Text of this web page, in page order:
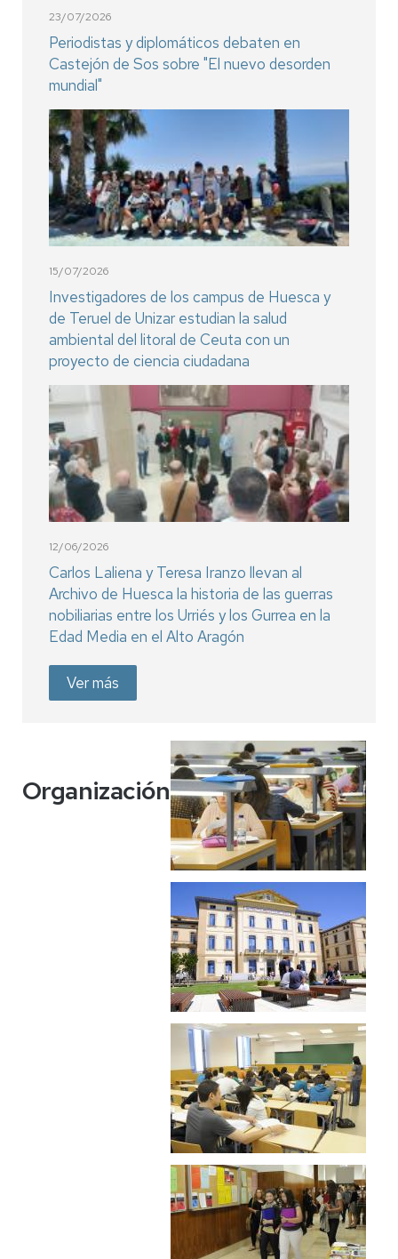
23/07/2026
Periodistas y diplomáticos debaten en
Castejón de Sos sobre "El nuevo desorden
mundial"
15/07/2026
Investigadores de los campus de Huesca y
de Teruel de Unizar estudian la salud
ambiental del litoral de Ceuta con un
proyecto de ciencia ciudadana
12/06/2026
Carlos Laliena y Teresa Iranzo llevan al
Archivo de Huesca la historia de las guerras
nobiliarias entre los Urriés y los Gurrea en la
Edad Media en el Alto Aragón
Ver más
Organización